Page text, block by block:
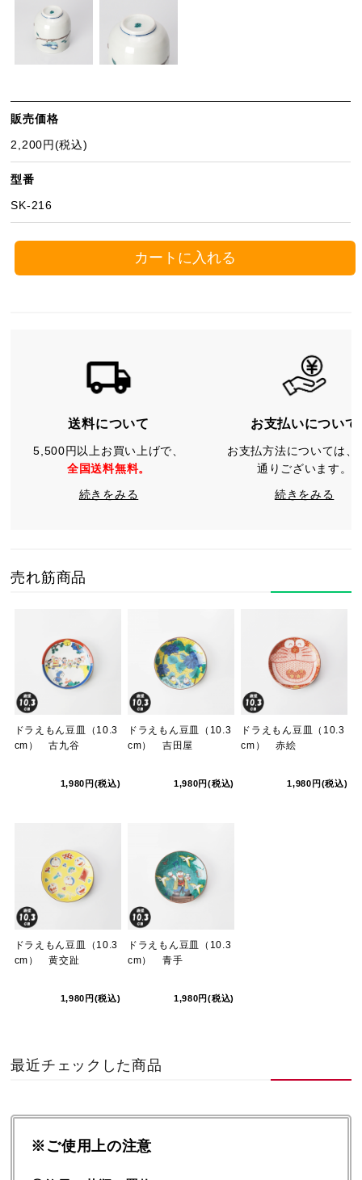
販売価格
2,200円(税込)
型番
SK-216
カートに入れる
送料について
5,500円以上お買い上げで、
全国送料無料。
続きをみる
お支払いについて
お支払方法については、
通りございます。
続きをみる
売れ筋商品
ドラえもん豆皿（10.3
cm） 古九谷
1,980円(税込)
ドラえもん豆皿（10.3
cm） 吉田屋
1,980円(税込)
ドラえもん豆皿（10.3
cm） 赤絵
1,980円(税込)
ドラえもん豆皿（10.3
cm） 黄交趾
1,980円(税込)
ドラえもん豆皿（10.3
cm） 青手
1,980円(税込)
最近チェックした商品
※ご使用上の注意